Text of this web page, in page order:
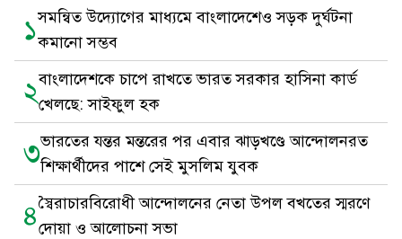
১সমন্বিত উদ্যোগের মাধ্যমে বাংলাদেশেও সড়ক দুর্ঘটনা
কমানো সম্ভব
২বাংলাদেশকে চাপে রাখতে ভারত সরকার হাসিনা কার্ড
খেলছে: সাইফুল হক
৩ভারতের যন্তর মন্তরের পর এবার ঝাড়খণ্ডে আন্দোলনরত
শিক্ষার্থীদের পাশে সেই মুসলিম যুবক
৪স্বৈরাচারবিরোধী আন্দোলনের নেতা উপল বখতের স্মরণে
দোয়া ও আলোচনা সভা